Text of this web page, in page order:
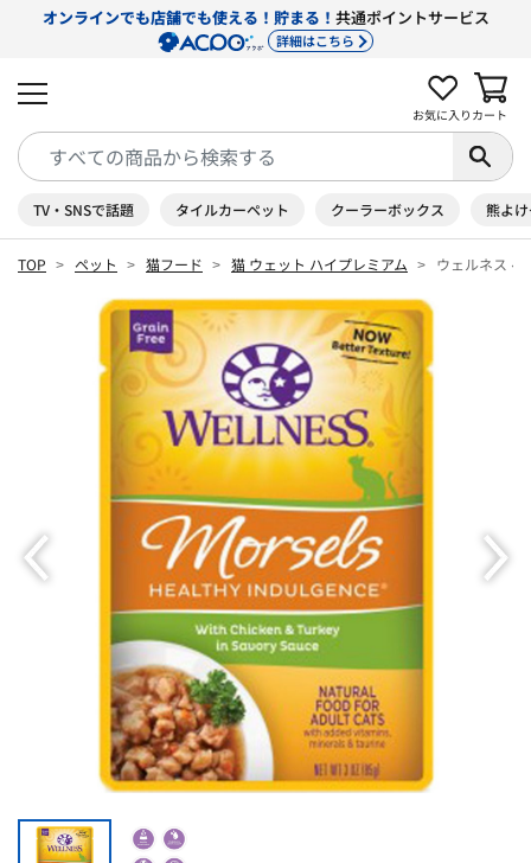
オンラインでも店舗でも使える！貯まる！ 共通ポイントサービス
詳細はこちら
お気に入り カート
TV・SNSで話題 タイルカーペット クーラーボックス 熊よ
TOP ペット 猫フード 猫 ウェット ハイプレミアム ウェルネス